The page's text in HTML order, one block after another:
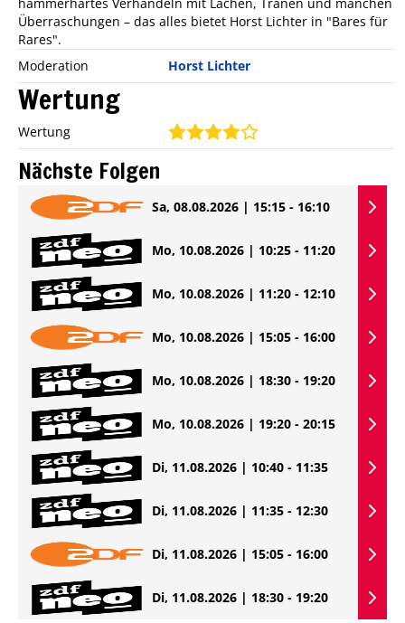
Überraschungen – das alles bietet Horst Lichter in "Bares für
Rares".
Moderation
Horst Lichter
Wertung
Wertung
Nächste Folgen
Sa, 08.08.2026 | 15:15 - 16:10
Mo, 10.08.2026 | 10:25 - 11:20
Mo, 10.08.2026 | 11:20 - 12:10
Mo, 10.08.2026 | 15:05 - 16:00
Mo, 10.08.2026 | 18:30 - 19:20
Mo, 10.08.2026 | 19:20 - 20:15
Di, 11.08.2026 | 10:40 - 11:35
Di, 11.08.2026 | 11:35 - 12:30
Di, 11.08.2026 | 15:05 - 16:00
Di, 11.08.2026 | 18:30 - 19:20